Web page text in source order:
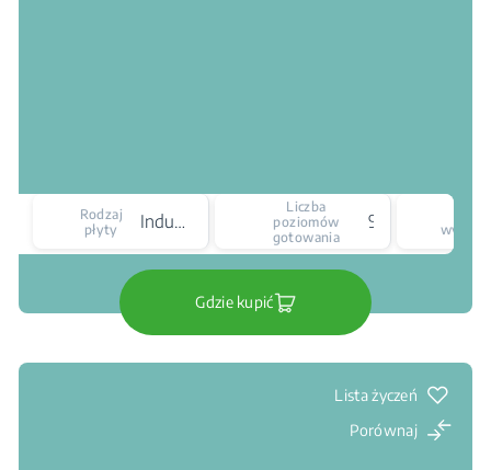
Rodzaj
płyty
Indukcyjna
Liczba
poziomów
gotowania
Gdzie kupić
Lista życzeń
Porównaj